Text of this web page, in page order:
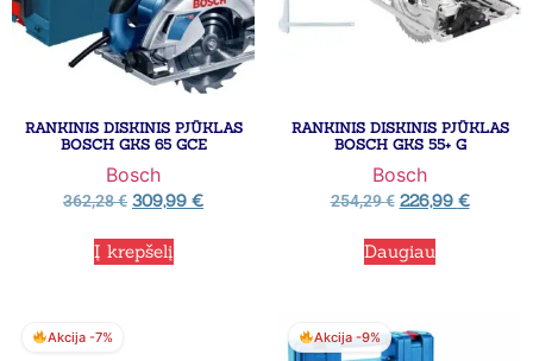
RANKINIS DISKINIS PJŪKLAS
BOSCH GKS 65 GCE
Bosch
362,28€ 309,99 €
Į krepšelį
RANKINIS DISKINIS PJŪKLAS
BOSCH GKS 55+ G
Bosch
254,29€ 226,99 €
Daugiau
Akcija -7% Akcija -9%